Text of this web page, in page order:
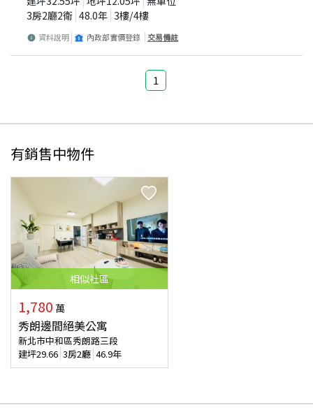
3房2廳2衛 48.0年 3樓/4樓
資料說明 內政部實價登錄 交易備註
1
有銷售中物件
相似社區
1,780 萬
秀朗邊間絕美公寓
新北市中和區秀朗路三段
建坪29.66 3房2廳 46.9年